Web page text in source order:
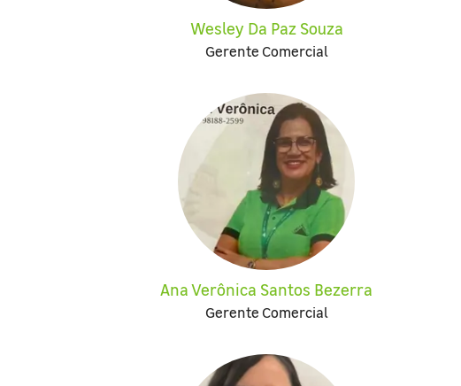
Wesley Da Paz Souza
Gerente Comercial
Ana Verônica Santos Bezerra
Gerente Comercial